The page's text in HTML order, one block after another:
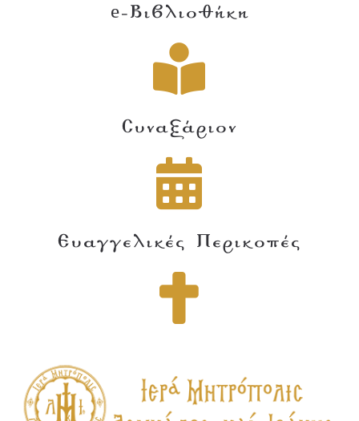
e-Βιβλιοθήκη
Συναξάριον
Ευαγγελικές Περικοπές